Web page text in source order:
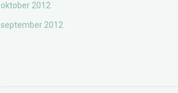
oktober 2012
september 2012